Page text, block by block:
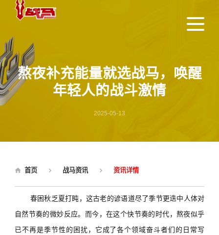
熬夜补充能量就选战马，唤醒
年轻人的战斗激情
2025-05-13
首页 战马资讯 资讯详情
春困秋乏夏打盹，这古老的谚语道尽了季节更迭中人体对
自然节奏的微妙反应。而今，在这个快节奏的时代，熬夜似乎
已不再是季节性的困扰，它成了各个领域奋斗者们的日常写